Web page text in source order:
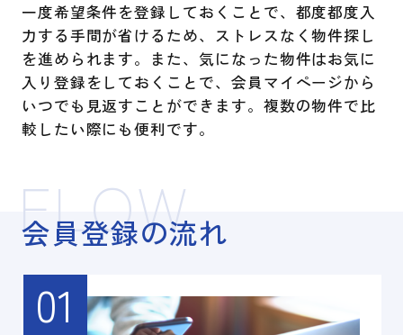
一度希望条件を登録しておくことで、都度都度入
力する手間が省けるため、ストレスなく物件探し
を進められます。また、気になった物件はお気に
入り登録をしておくことで、会員マイページから
いつでも見返すことができます。複数の物件で比
較したい際にも便利です。
会員登録の流れ
FLOW